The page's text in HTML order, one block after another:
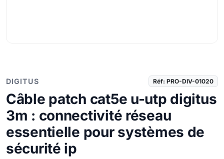
DIGITUS Réf: PRO-DIV-01020
Câble patch cat5e u-utp digitus
3m : connectivité réseau
essentielle pour systèmes de
sécurité ip